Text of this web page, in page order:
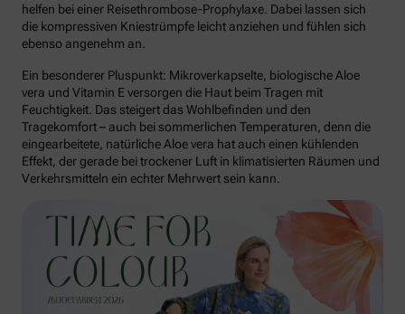
helfen bei einer Reisethrombose-Prophylaxe. Dabei lassen sich
die kompressiven Kniestrümpfe leicht anziehen und fühlen sich
ebenso angenehm an.
Ein besonderer Pluspunkt: Mikroverkapselte, biologische Aloe
vera und Vitamin E versorgen die Haut beim Tragen mit
Feuchtigkeit. Das steigert das Wohlbefinden und den
Tragekomfort – auch bei sommerlichen Temperaturen, denn die
eingearbeitete, natürliche Aloe vera hat auch einen kühlenden
Effekt, der gerade bei trockener Luft in klimatisierten Räumen und
Verkehrsmitteln ein echter Mehrwert sein kann.